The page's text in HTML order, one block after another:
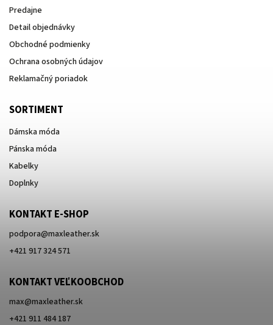
Predajne
Detail objednávky
Obchodné podmienky
Ochrana osobných údajov
Reklamačný poriadok
SORTIMENT
Dámska móda
Pánska móda
Kabelky
Doplnky
KONTAKT E-SHOP
podpora@maxleather.sk
+421 917 324 571
KONTAKT VEĽKOOBCHOD
max@maxleather.sk
+421 911 484 187